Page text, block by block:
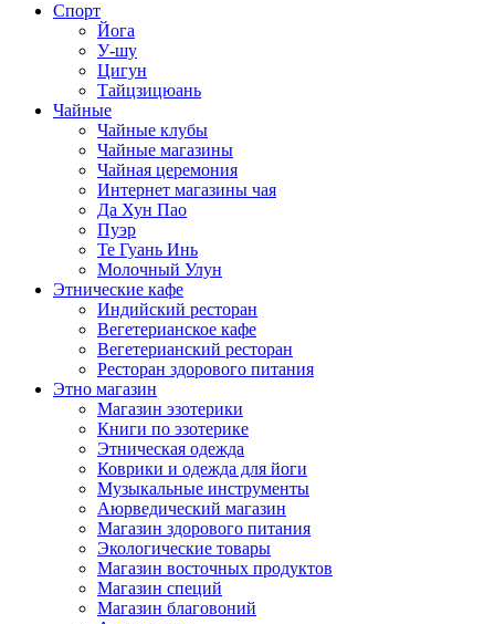
Спорт
Йога
У-шу
Цигун
Тайцзицюань
Чайные
Чайные клубы
Чайные магазины
Чайная церемония
Интернет магазины чая
Да Хун Пао
Пуэр
Те Гуань Инь
Молочный Улун
Этнические кафе
Индийский ресторан
Вегетерианское кафе
Вегетерианский ресторан
Ресторан здорового питания
Этно магазин
Магазин эзотерики
Книги по эзотерике
Этническая одежда
Коврики и одежда для йоги
Музыкальные инструменты
Аюрведический магазин
Магазин здорового питания
Экологические товары
Магазин восточных продуктов
Магазин специй
Магазин благовоний